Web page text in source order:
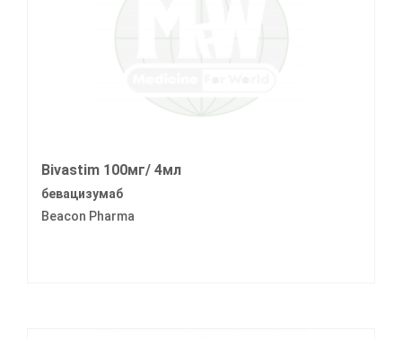
Bivastim 100мг/ 4мл
бевацизумаб
Beacon Pharma